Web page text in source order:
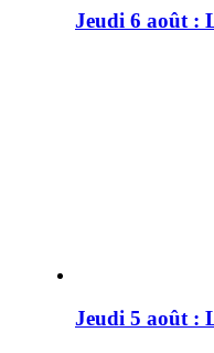
Jeudi 6 août :
Jeudi 5 août :